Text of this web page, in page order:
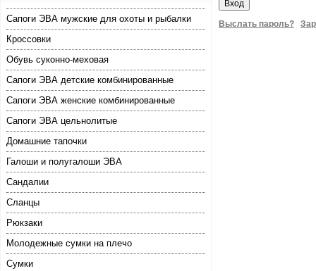
Cапоги ЭВА мужские для охоты и рыбалки
Кроссовки
Обувь суконно-меховая
Сапоги ЭВА детские комбинированные
Сапоги ЭВА женские комбинированные
Сапоги ЭВА цельнолитые
Домашние тапочки
Галоши и полугалоши ЭВА
Сандалии
Сланцы
Рюкзаки
Молодежные сумки на плечо
Сумки
Выслать пароль?